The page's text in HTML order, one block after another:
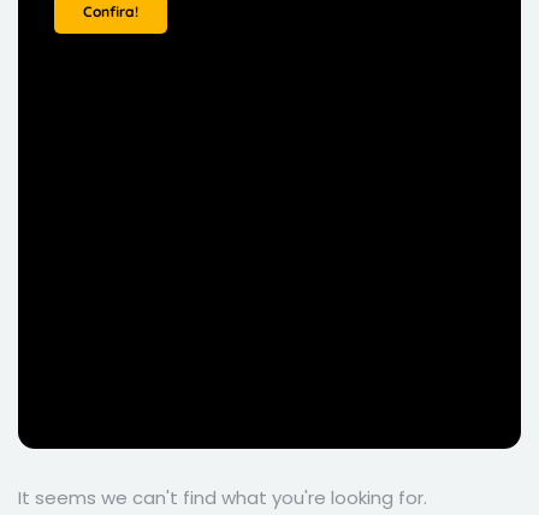
Confira!
It seems we can't find what you're looking for.